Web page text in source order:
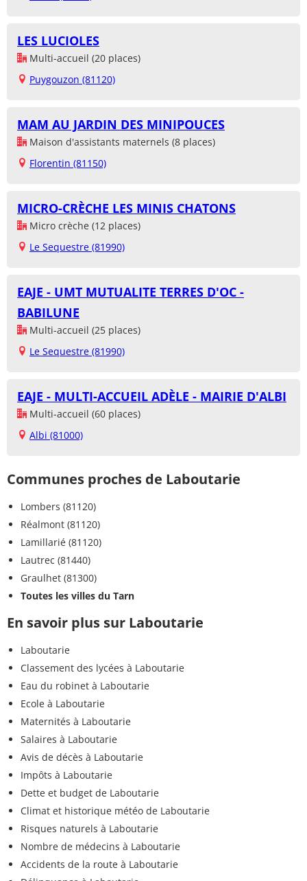
LES LUCIOLES
Multi-accueil (20 places)
Puygouzon (81120)
MAM AU JARDIN DES MINIPOUCES
Maison d'assistants maternels (8 places)
Florentin (81150)
MICRO-CRÈCHE LES MINIS CHATONS
Micro crèche (12 places)
Le Sequestre (81990)
EAJE - UMT MUTUALITE TERRES D'OC -
BABILUNE
Multi-accueil (25 places)
Le Sequestre (81990)
EAJE - MULTI-ACCUEIL ADÈLE - MAIRIE D'ALBI
Multi-accueil (60 places)
Albi (81000)
Communes proches de Laboutarie
Lombers (81120)
Réalmont (81120)
Lamillarié (81120)
Lautrec (81440)
Graulhet (81300)
Toutes les villes du Tarn
En savoir plus sur Laboutarie
Laboutarie
Classement des lycées à Laboutarie
Eau du robinet à Laboutarie
Ecole à Laboutarie
Maternités à Laboutarie
Salaires à Laboutarie
Avis de décès à Laboutarie
Impôts à Laboutarie
Dette et budget de Laboutarie
Climat et historique météo de Laboutarie
Risques naturels à Laboutarie
Nombre de médecins à Laboutarie
Accidents de la route à Laboutarie